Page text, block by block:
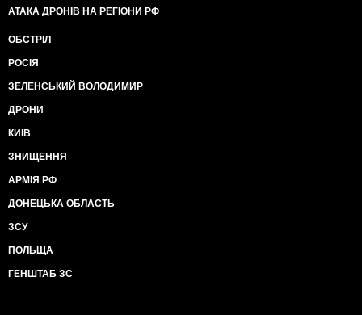
АТАКА ДРОНІВ НА РЕГІОНИ РФ
ОБСТРІЛ
РОСІЯ
ЗЕЛЕНСЬКИЙ ВОЛОДИМИР
ДРОНИ
КИЇВ
ЗНИЩЕННЯ
АРМІЯ РФ
ДОНЕЦЬКА ОБЛАСТЬ
ЗСУ
ПОЛЬЩА
ГЕНШТАБ ЗС